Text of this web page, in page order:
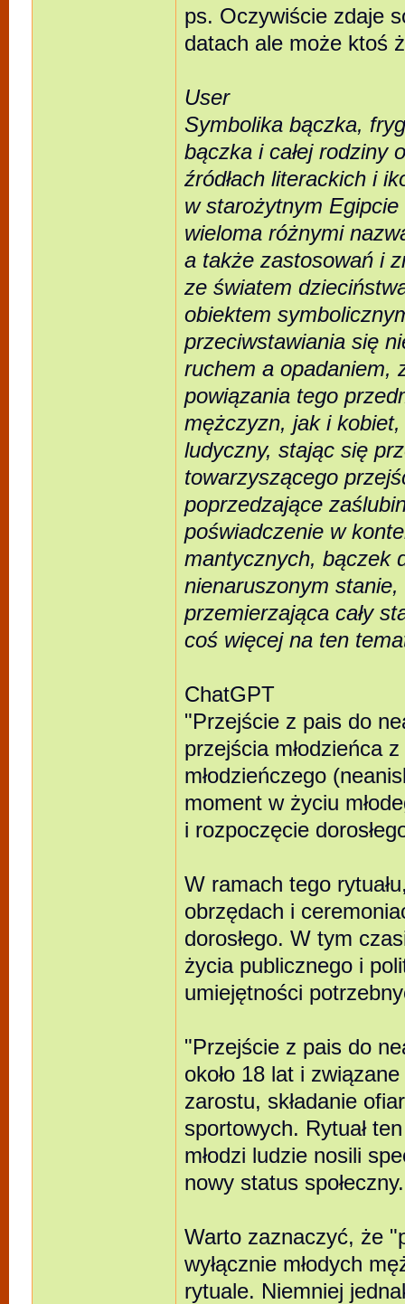
ps. Oczywiście zdaje
datach ale może ktoś
User
Symbolika bączka,
bączka i całej rodziny
źródłach literackich i
w starożytnym
wieloma różnymi
a także zastosowań i
ze światem
obiektem
przeciwstawiania się
ruchem a opadaniem,
powiązania tego
mężczyzn, jak i
ludyczny, stając się
towarzyszącego
poprzedzające
poświadczenie w
mantycznych, bączek
nienaruszonym
przemierzająca cały
coś więcej na ten
ChatGPT
"Przejście z pais do
przejścia młodzieńca
młodzieńczego
moment w życiu
i rozpoczęcie
W ramach tego
obrzędach i
dorosłego. W tym
życia publicznego i
umiejętności
"Przejście z pais do
około 18 lat i
zarostu, składanie
sportowych. Rytuał
młodzi ludzie nosili
nowy status społeczny.
Warto zaznaczyć, że
wyłącznie młodych
rytuale. Niemniej